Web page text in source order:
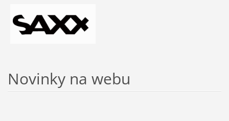
Novinky na webu